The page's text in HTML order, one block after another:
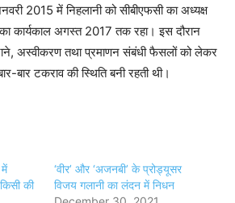
2015 में निहलानी को सीबीएफसी का अध्यक्ष
कार्यकाल अगस्त 2017 तक रहा। इस दौरान
अस्वीकरण तथा प्रमाणन संबंधी फैसलों को लेकर
बार टकराव की स्थिति बनी रहती थी।
की
‘वीर’ और ‘अजनबी’ के प्रोड्यूसर
विजय गलानी का लंदन में निधन